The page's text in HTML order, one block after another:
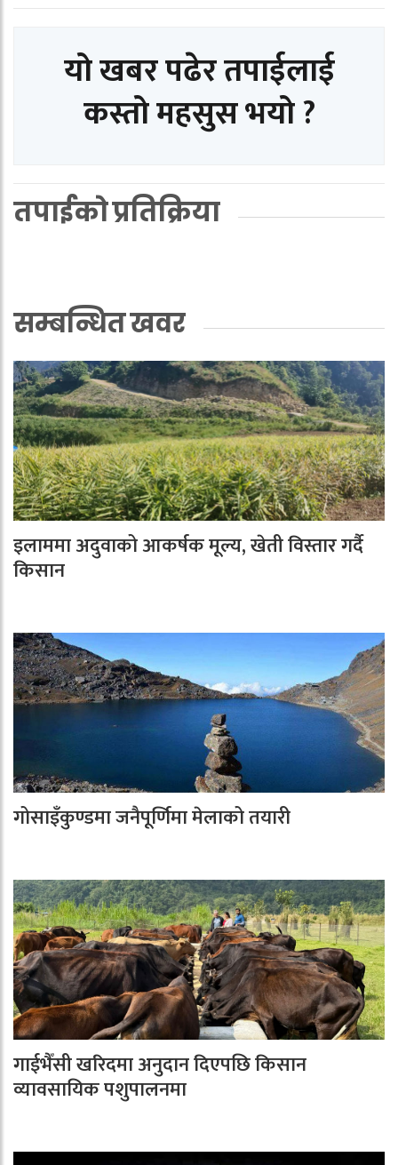
यो खबर पढेर तपाईलाई
कस्तो महसुस भयो ?
तपाईको प्रतिक्रिया
सम्बन्धित खवर
इलाममा अदुवाको आकर्षक मूल्य, खेती विस्तार गर्दै
किसान
गोसाइँकुण्डमा जनैपूर्णिमा मेलाको तयारी
गाईभैँसी खरिदमा अनुदान दिएपछि किसान
व्यावसायिक पशुपालनमा